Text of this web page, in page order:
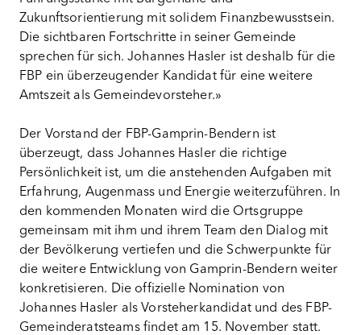
Zukunftsorientierung mit solidem Finanzbewusstsein.
Die sichtbaren Fortschritte in seiner Gemeinde
sprechen für sich. Johannes Hasler ist deshalb für die
FBP ein überzeugender Kandidat für eine weitere
Amtszeit als Gemeindevorsteher.»
Der Vorstand der FBP-Gamprin-Bendern ist
überzeugt, dass Johannes Hasler die richtige
Persönlichkeit ist, um die anstehenden Aufgaben mit
Erfahrung, Augenmass und Energie weiterzuführen. In
den kommenden Monaten wird die Ortsgruppe
gemeinsam mit ihm und ihrem Team den Dialog mit
der Bevölkerung vertiefen und die Schwerpunkte für
die weitere Entwicklung von Gamprin-Bendern weiter
konkretisieren. Die offizielle Nomination von
Johannes Hasler als Vorsteherkandidat und des FBP-
Gemeinderatsteams findet am 15. November statt.